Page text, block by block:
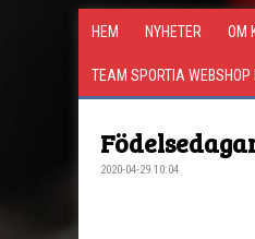
HEM NYHETER OM
TEAM SPORTIA WEBSHOP
2020-04-29 10:04